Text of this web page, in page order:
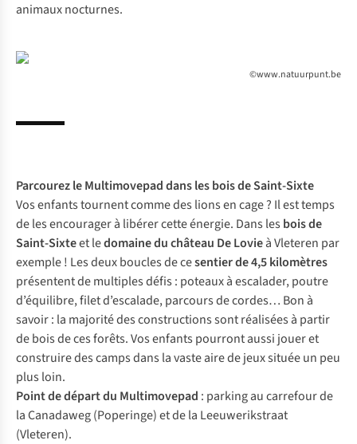
animaux nocturnes.
©www.natuurpunt.be
Parcourez leMultimovepaddans les bois de Saint-Sixte
Vos enfants tournent comme des lions en cage ? Il est temps
de les encourager à libérer cette énergie. Dans les bois de
Saint-Sixteet ledomaine du château De Lovieà Vleteren par
exemple ! Les deux boucles de cesentier de 4,5 kilomètres
présentent de multiples défis : poteaux à escalader, poutre
d’équilibre, filet d’escalade, parcours de cordes… Bon à
savoir : la majorité des constructions sont réalisées à partir
de bois de ces forêts. Vos enfants pourront aussi jouer et
construire des camps dans la vaste aire de jeux située un peu
plus loin.
Point de départ du Multimovepad : parking au carrefour de
la Canadaweg (Poperinge) et de la Leeuwerikstraat
(Vleteren).